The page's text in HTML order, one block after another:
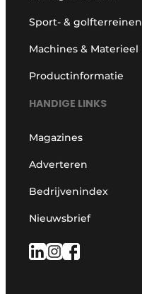
Sport- & golfterreinen
Machines & Materieel
Productinformatie
HANDIGE LINKS
Magazines
Adverteren
Bedrijvenindex
Nieuwsbrief